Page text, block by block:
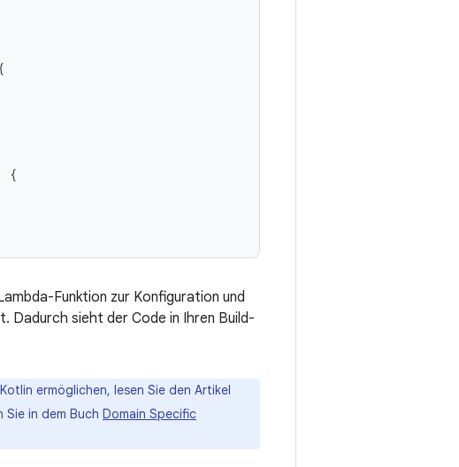
{
Funktion zur Konfiguration und
Dadurch sieht der Code in Ihren Build-
ermöglichen, lesen Sie den Artikel
Sie in dem Buch Domain Specific